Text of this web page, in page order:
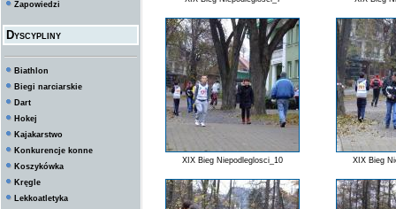
Zapowiedzi
Dyscypliny
Biathlon
Biegi narciarskie
Dart
Hokej
Kajakarstwo
Konkurencje konne
Koszykówka
Kręgle
Lekkoatletyka
XIX Bieg Niepodleglosci_10 XIX Bieg